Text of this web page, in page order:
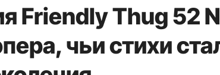
Friendly Thug 52
чьи стихи